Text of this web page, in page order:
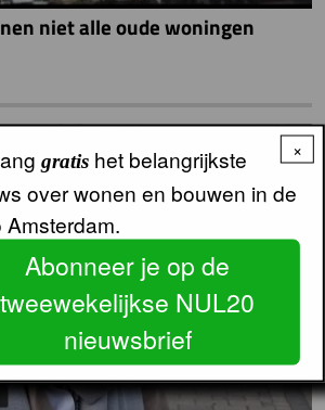
niet alle oude woningen
×
gratishet belangrijkste
over wonen en bouwen in de
Amsterdam.
Abonneer je op de
tweewekelijkse NUL20
nieuwsbrief